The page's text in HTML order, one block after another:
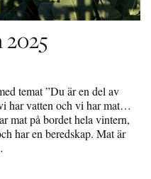
2025
temat ”Du är en del av
har vatten och vi har mat…
mat på bordet hela vintern,
har en beredskap. Mat är